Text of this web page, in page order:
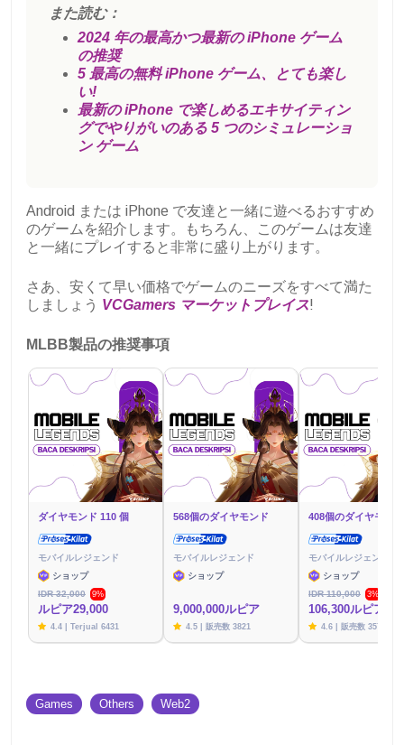
また読む：
2024 年の最高かつ最新の iPhone ゲーム
の推奨
5 最高の無料 iPhone ゲーム、とても楽し
い!
最新の iPhone で楽しめるエキサイティン
グでやりがいのある 5 つのシミュレーショ
ン ゲーム
Android または iPhone で友達と一緒に遊べるおすすめ
のゲームを紹介します。もちろん、このゲームは友達
と一緒にプレイすると非常に盛り上がります。
さあ、安くて早い価格でゲームのニーズをすべて満た
しましょう VCGamers マーケットプレイス!
MLBB製品の推奨事項
ダイヤモンド 110 個
モバイルレジェンド
ショップ
IDR 32,000
9%
ルピア29,000
4.4 | Terjual 6431
568個のダイヤモンド
モバイルレジェンド
ショップ
9,000,000ルピア
4.5 | 販売数 3821
408個のダイヤモンド
モバイルレジェンド
ショップ
IDR 110,000
3%
106,300ルピア
4.6 | 販売数 3576
Games Others Web2